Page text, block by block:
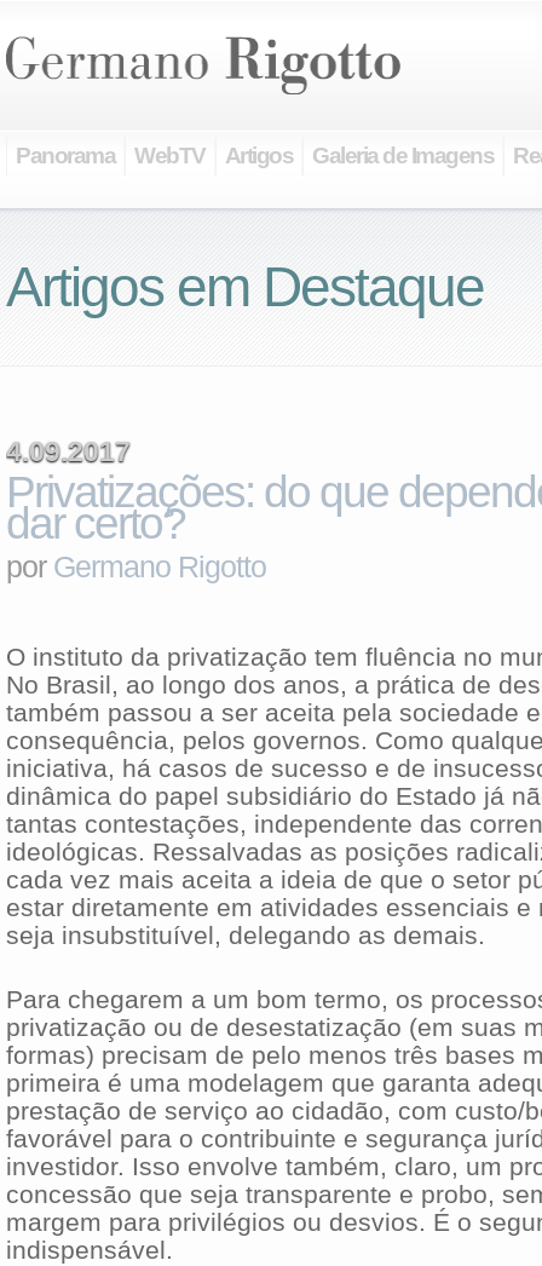
Panorama WebTV Artigos Galeria de Imagens
Artigos em Destaque
4.09.2017
Privatizações: do que
dar certo?
por Germano Rigotto
O instituto da privatização tem fluência no
No Brasil, ao longo dos anos, a prática de
também passou a ser aceita pela sociedade
consequência, pelos governos. Como
iniciativa, há casos de sucesso e de
dinâmica do papel subsidiário do Estado já
tantas contestações, independente das
ideológicas. Ressalvadas as posições
cada vez mais aceita a ideia de que o setor
estar diretamente em atividades essenciais e
seja insubstituível, delegando as demais.
Para chegarem a um bom termo, os
privatização ou de desestatização (em suas
formas) precisam de pelo menos três bases
primeira é uma modelagem que garanta
prestação de serviço ao cidadão, com custo/
favorável para o contribuinte e segurança
investidor. Isso envolve também, claro, um
concessão que seja transparente e probo,
margem para privilégios ou desvios. É o
indispensável.